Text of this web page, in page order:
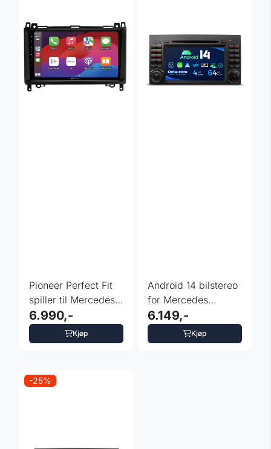
Pioneer Perfect Fit
spiller til Mercedes
MB A/B/V-klasse ...
6.990,-
Kjøp
Android 14 bilstereo
for Mercedes
W245/169/639/906
og VW ...
6.149,-
Kjøp
-25%